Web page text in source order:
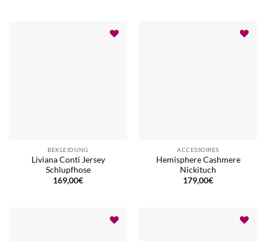
BEKLEIDUNG
Liviana Conti Jersey
Schlupfhose
169,00€
ACCESSOIRES
Hemisphere Cashmere
Nickituch
179,00€